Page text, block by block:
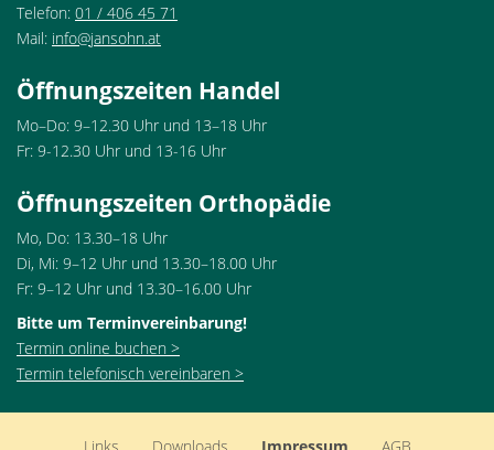
Telefon: 01 / 406 45 71
Mail: info@jansohn.at
Öffnungszeiten Handel
Mo–Do: 9–12.30 Uhr und 13–18 Uhr
Fr: 9-12.30 Uhr und 13-16 Uhr
Öffnungszeiten Orthopädie
Mo, Do: 13.30–18 Uhr
Di, Mi: 9–12 Uhr und 13.30–18.00 Uhr
Fr: 9–12 Uhr und 13.30–16.00 Uhr
Bitte um Terminvereinbarung!
Termin online buchen >
Termin telefonisch vereinbaren >
Links Downloads Impressum AGB